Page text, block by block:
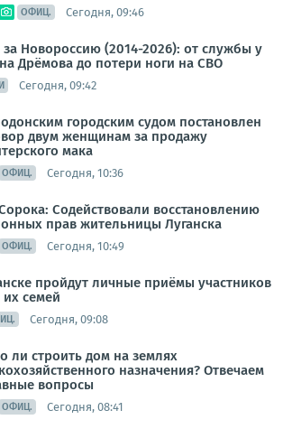
ОФИЦ. Сегодня, 09:46
за Новороссию (2014-2026): от службы у
Дрёмова до потери ноги на СВО
Сегодня, 09:42
городским судом постановлен
двум женщинам за продажу
мака
ОФИЦ. Сегодня, 10:36
Содействовали восстановлению
прав жительницы Луганска
ОФИЦ. Сегодня, 10:49
пройдут личные приёмы участников
семей
Сегодня, 09:08
ли строить дом на землях
назначения? Отвечаем
вопросы
ОФИЦ. Сегодня, 08:41